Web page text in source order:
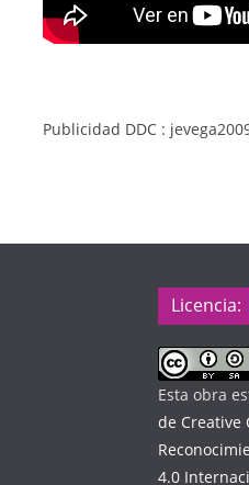
Publicidad DDC :
Licencia:
Esta obra
de Creative
4.0